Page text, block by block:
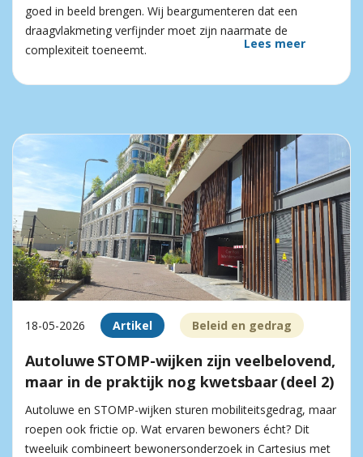
goed in beeld brengen. Wij beargumenteren dat een
draagvlakmeting verfijnder moet zijn naarmate de
complexiteit toeneemt.
Lees meer
18-05-2026 Artikel Beleid en gedrag
Autoluwe STOMP-wijken zijn veelbelovend,
maar in de praktijk nog kwetsbaar (deel 2)
Autoluwe en STOMP-wijken sturen mobiliteitsgedrag, maar
roepen ook frictie op. Wat ervaren bewoners écht? Dit
tweeluik combineert bewonersonderzoek in Cartesius met